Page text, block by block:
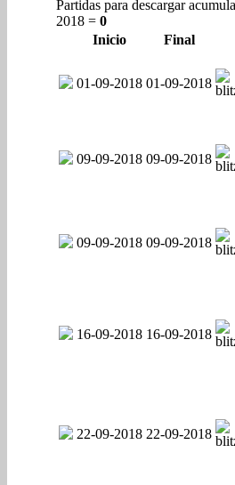
Partidas para descargar
2018 = 0
Inicio
Final
01-09-2018 01-09-2018
09-09-2018 09-09-2018
09-09-2018 09-09-2018
16-09-2018 16-09-2018
22-09-2018 22-09-2018